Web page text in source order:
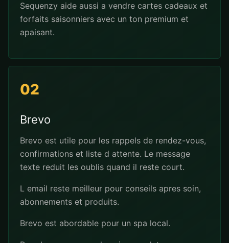
Sequenzy aide aussi a vendre cartes cadeaux et
forfaits saisonniers avec un ton premium et
apaisant.
02
Brevo
Brevo est utile pour les rappels de rendez-vous,
confirmations et liste d attente. Le message
texte reduit les oublis quand il reste court.
L email reste meilleur pour conseils apres soin,
abonnements et produits.
Brevo est abordable pour un spa local.